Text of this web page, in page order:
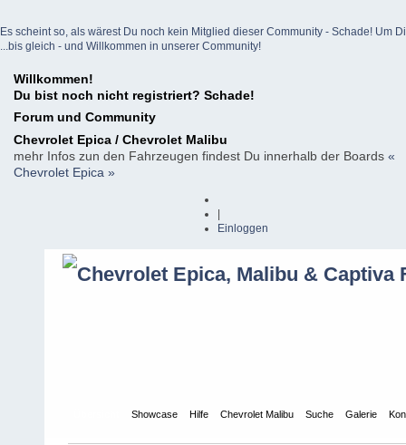
Es scheint so, als wärest Du noch kein Mitglied dieser Community - Schade! Um
...bis gleich - und Willkommen in unserer Community!
Willkommen!
Du bist noch nicht registriert? Schade!
Forum und Community
Chevrolet Epica / Chevrolet Malibu
mehr Infos zun den Fahrzeugen findest Du innerhalb der Boards «
Chevrolet Epica »
Einloggen
Showcase Hilfe Chevrolet Malibu Suche Galerie